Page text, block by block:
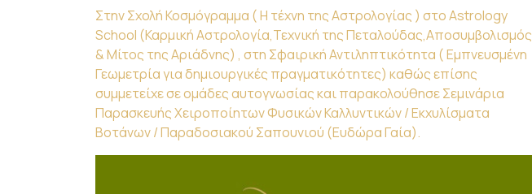
Στην Σχολή Κοσμόγραμμα ( Η τέχνη της Αστρολογίας ) στο Astrology
School (Καρμική Αστρολογία,Τεχνική της Πεταλούδας,Αποσυμβολισμός
& Μίτος της Αριάδνης) , στη Σφαιρική Αντιληπτικότητα ( Εμπνευσμένη
Γεωμετρία για δημιουργικές πραγματικότητες) καθώς επίσης
συμμετείχε σε ομάδες αυτογνωσίας και παρακολούθησε Σεμινάρια
Παρασκευής Χειροποίητων Φυσικών Καλλυντικών / Εκχυλίσματα
Βοτάνων / Παραδοσιακού Σαπουνιού (Ευδώρα Γαία).